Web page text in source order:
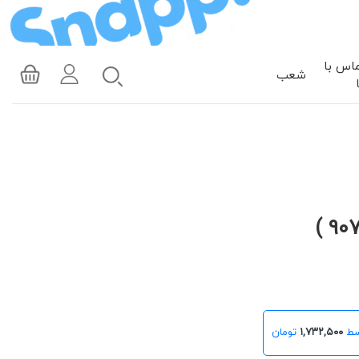
با
شعب
۱,۷۳۲,۵۰۰ تومان